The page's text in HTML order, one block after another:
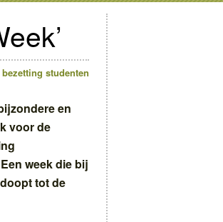
bezetting studenten
en
voor de
week die bij
tot de